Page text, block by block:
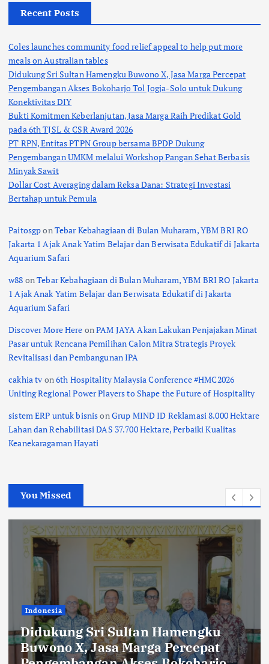
Recent Posts
Coles launches community food relief appeal to help put more
meals on Australian tables
Didukung Sri Sultan Hamengku Buwono X, Jasa Marga Percepat
Pengembangan Akses Bokoharjo Tol Jogja-Solo untuk Dukung
Konektivitas DIY
Bukti Komitmen Keberlanjutan, Jasa Marga Raih Predikat Gold
pada 6th TJSL & CSR Award 2026
PT RPN, Entitas PTPN Group bersama BPDP Dukung
Pengembangan UMKM melalui Workshop Pangan Sehat Berbasis
Minyak Sawit
Dollar Cost Averaging dalam Reksa Dana: Strategi Investasi
Bertahap untuk Pemula
PaitosgponTebar Kebahagiaan di Bulan Muharam, YBM BRI RO
Jakarta 1 Ajak Anak Yatim Belajar dan Berwisata Edukatif di Jakarta
Aquarium Safari
w88 onTebar Kebahagiaan di Bulan Muharam, YBM BRI RO Jakarta
1 Ajak Anak Yatim Belajar dan Berwisata Edukatif di Jakarta
Aquarium Safari
Discover More Here onPAM JAYA Akan Lakukan Penjajakan Minat
Pasar untuk Rencana Pemilihan Calon Mitra Strategis Proyek
Revitalisasi dan Pembangunan IPA
cakhia tv on6th Hospitality Malaysia Conference #HMC2026
Uniting Regional Power Players to Shape the Future of Hospitality
sistem ERP untuk bisnisonGrup MIND ID Reklamasi 8.000 Hektare
Lahan dan Rehabilitasi DAS 37.700 Hektare, Perbaiki Kualitas
Keanekaragaman Hayati
You Missed
Indonesia